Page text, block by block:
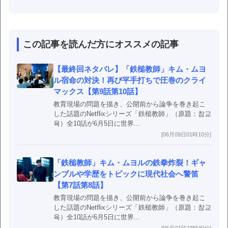
この記事を読んだ方にオススメの記事
【最終回ネタバレ】「鉄槌教師」キム・ムヨ
ル宿命の対決！再び平手打ちで圧巻のクライ
マックス【第9話第10話】
教育現場の問題を描き、公開前から論争を巻き起こ
した話題のNetflixシリーズ「鉄槌教師」（原題：참교
육）全10話が6月5日に世界...
[06月09日01時10分]
「鉄槌教師」キム・ムヨルの鉄拳炸裂！ギャ
ンブルや学歴をトピックに現代社会へ警笛
【第7話第8話】
教育現場の問題を描き、公開前から論争を巻き起こ
した話題のNetflixシリーズ「鉄槌教師」（原題：참교
육）全10話が6月5日に世界...